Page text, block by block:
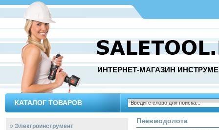
ИНТЕРНЕТ-МАГАЗИН
КАТАЛОГ ТОВАРОВ
Электроинструмент
Пневмодолота